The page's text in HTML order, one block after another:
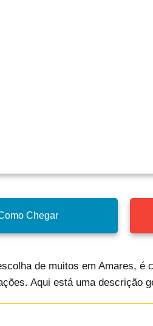
Chegar
de muitos em Amares, é
Aqui está uma descrição